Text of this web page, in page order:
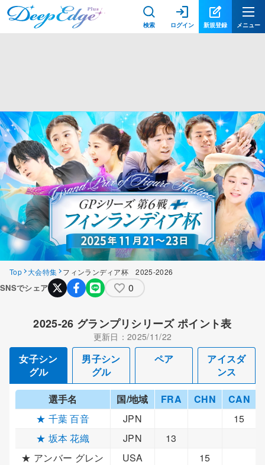
検索 ログイン 新規登録 メニュー
Top 大会特集 フィンランディア杯 2025-2026
SNSでシェア 0
2025-26 グランプリシリーズ ポイント表
更新日：2025/11/22
女子シン
グル
男子シン
グル
ペア
アイスダ
ンス
選手名
国/地域 FRA CHN CAN
★ 千葉 百音
JPN
15
★ 坂本 花織
JPN
13
★ アンバー グレン
USA
15